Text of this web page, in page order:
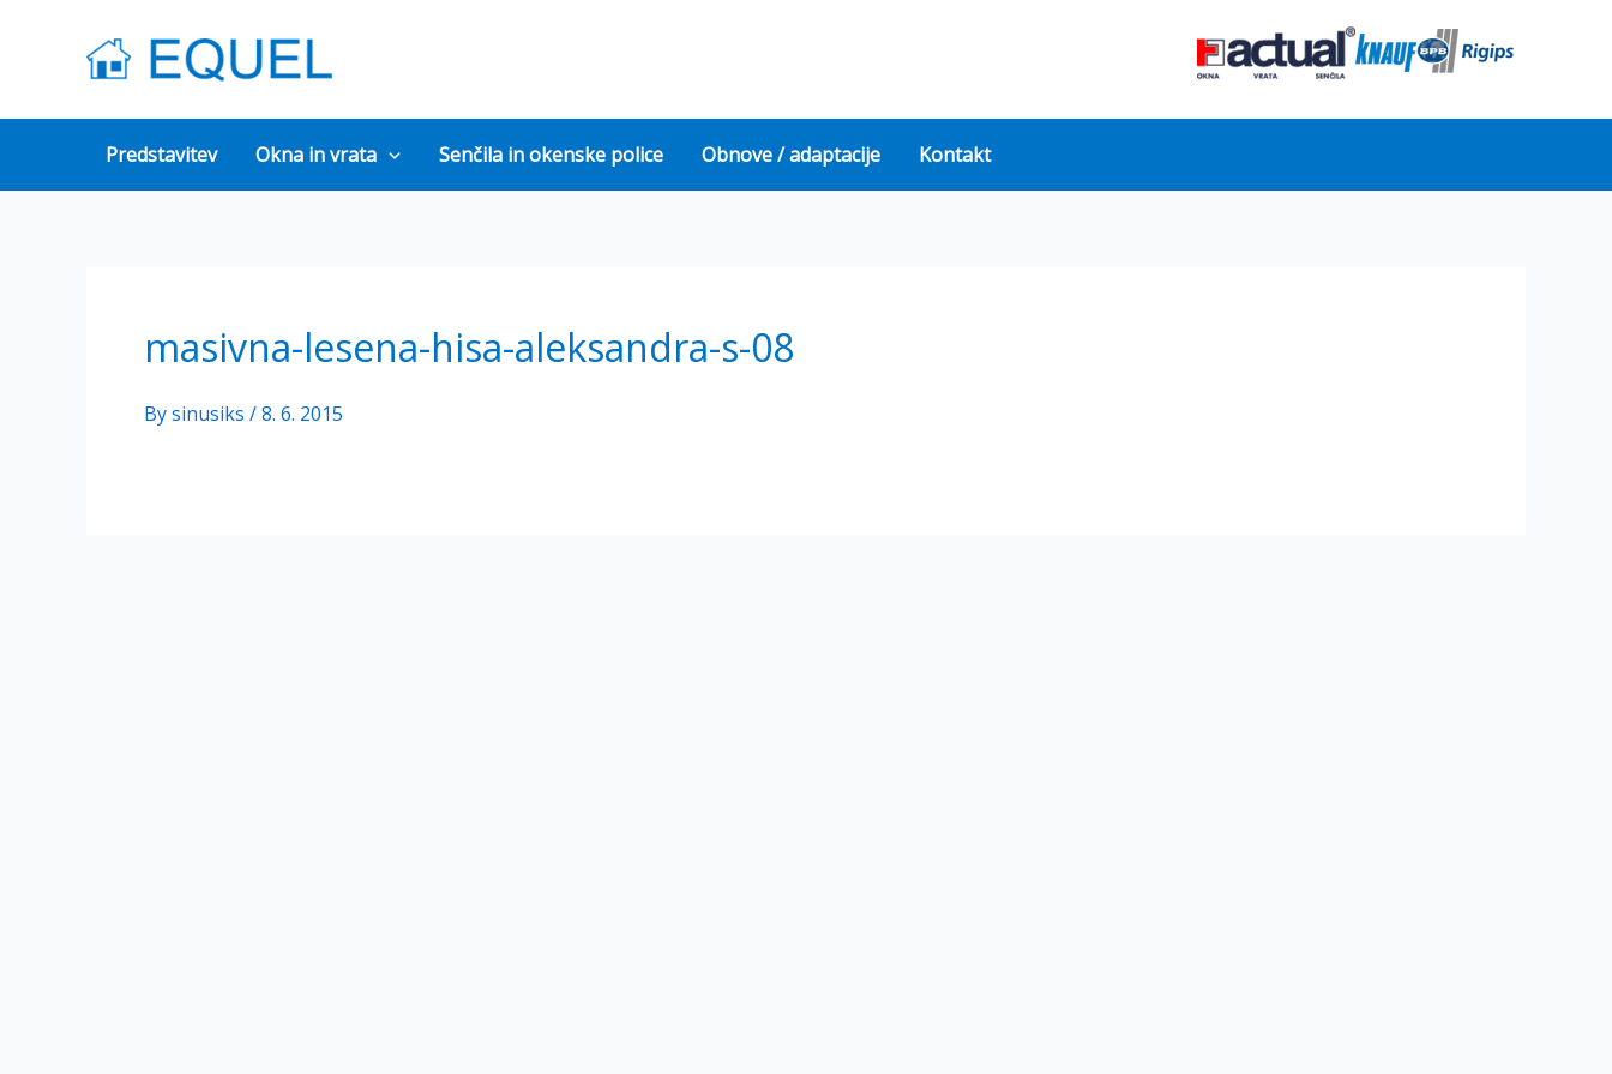
Predstavitev Okna in vrata Senčila in okenske police Obnove / adaptacije Kontakt
masivna-lesena-hisa-aleksandra-s-08
Bysinusiks /8. 6. 2015